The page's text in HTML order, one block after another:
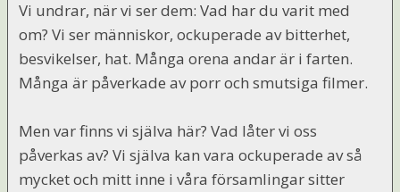
Vi undrar, när vi ser dem: Vad har du varit med
om? Vi ser människor, ockuperade av bitterhet,
besvikelser, hat. Många orena andar är i farten.
Många är påverkade av porr och smutsiga filmer.
Men var finns vi själva här? Vad låter vi oss
påverkas av? Vi själva kan vara ockuperade av så
mycket och mitt inne i våra församlingar sitter